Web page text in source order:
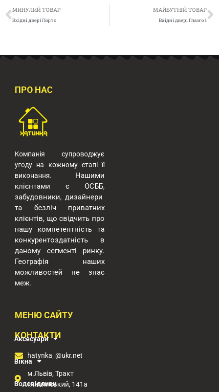
Попер
МИНУЛИЙ ТОВАР
Вхідні двері Порто
МАЙБУТНІЙ ТОВАР
Вхідні двері Глазго 1
ПРО НАС
Компанія супроводжує
угоду на кожному етапі її
виконання. Нашими
клієнтами є ОСББ,
забудовники, дизайнери
та безліч приватних
клієнтів, що свідчить про
нашу компетентність та
конкурентоздатність в
даному сегменті ринку.
Географія наших
можливостей не знає
меж.
МЕНЮ САЙТУ
Аксесуари
Вікна
Водовідливи
КОНТАКТИ
hatynka_@ukr.net
м.Львів, Тракт
Глинянський, 141а